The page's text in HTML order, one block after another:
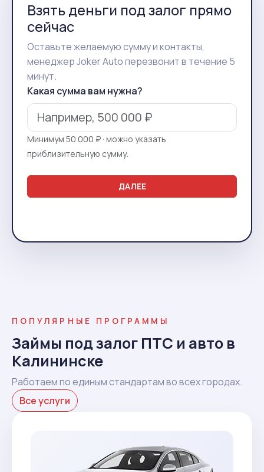
Взять деньги под залог прямо
сейчас
Оставьте желаемую сумму и контакты,
менеджер Joker Auto перезвонит в течение 5
минут.
Какая сумма вам нужна?
Минимум 50 000 ₽ · можно указать
приблизительную сумму.
ДАЛЕЕ
ПОПУЛЯРНЫЕ ПРОГРАММЫ
Займы под залог ПТС и авто в
Калининске
Работаем по единым стандартам во всех городах.
Все услуги